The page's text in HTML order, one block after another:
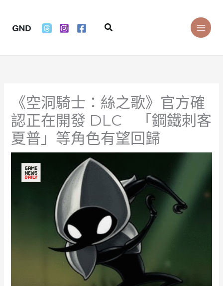
content
Search
《空洞騎士：絲之歌》官方確
認正在開發 DLC 「鋼鐵刺客
夏普」等角色有望回歸